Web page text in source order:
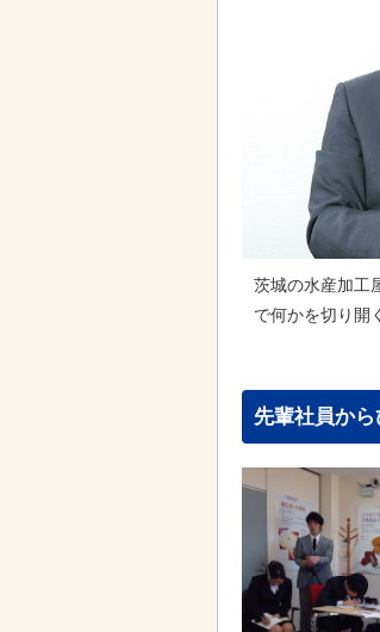
茨城の水産加工
で何かを切り開
先輩社員から